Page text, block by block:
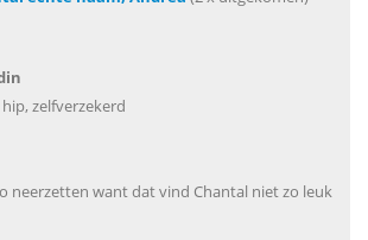
zelfverzekerd
neerzetten want dat vind Chantal niet zo leuk